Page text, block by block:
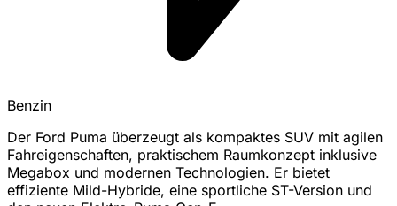
Benzin
Der Ford Puma überzeugt als kompaktes SUV mit agilen
Fahreigenschaften, praktischem Raumkonzept inklusive
Megabox und modernen Technologien. Er bietet
effiziente Mild-Hybride, eine sportliche ST-Version und